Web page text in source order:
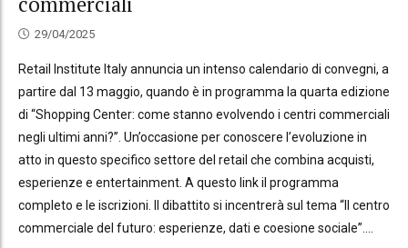
29/04/2025
Retail Institute Italy annuncia un intenso calendario di convegni, a
partire dal 13 maggio, quando è in programma la quarta edizione
di “Shopping Center: come stanno evolvendo i centri commerciali
negli ultimi anni?”. Un’occasione per conoscere l’evoluzione in
atto in questo specifico settore del retail che combina acquisti,
esperienze e entertainment. A questo link il programma
completo e le iscrizioni. Il dibattito si incentrerà sul tema “Il centro
commerciale del futuro: esperienze, dati e coesione sociale”....